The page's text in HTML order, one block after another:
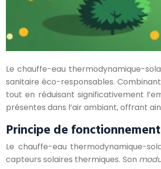
Le chauffe-eau thermodynamique-
sanitaire éco-responsables.
tout en réduisant significativement
présentes dans l’air ambiant, offrant
Principe de
Le chauffe-eau thermodynamique-
capteurs solaires thermiques. Son